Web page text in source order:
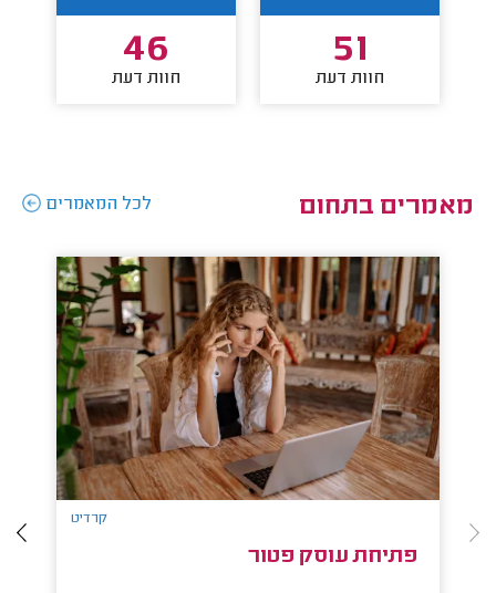
51
חוות דעת
46
חוות דעת
מאמרים בתחום לכל המאמרים
קרדיט
פתיחת עוסק פטור